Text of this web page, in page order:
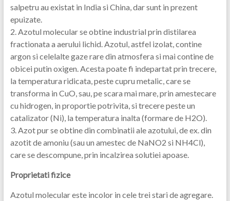
salpetru au existat in India si China, dar sunt in prezent
epuizate.
2. Azotul molecular se obtine industrial prin distilarea
fractionata a aerului lichid. Azotul, astfel izolat, contine
argon si celelalte gaze rare din atmosfera si mai contine de
obicei putin oxigen. Acesta poate fi indepartat prin trecere,
la temperatura ridicata, peste cupru metalic, care se
transforma in CuO, sau, pe scara mai mare, prin amestecare
cu hidrogen, in proportie potrivita, si trecere peste un
catalizator (Ni), la temperatura inalta (formare de H2O).
3. Azot pur se obtine din combinatii ale azotului, de ex. din
azotit de amoniu (sau un amestec de NaNO2 si NH4Cl),
care se descompune, prin incalzirea solutiei apoase.
Proprietati fizice
Azotul molecular este incolor in cele trei stari de agregare.